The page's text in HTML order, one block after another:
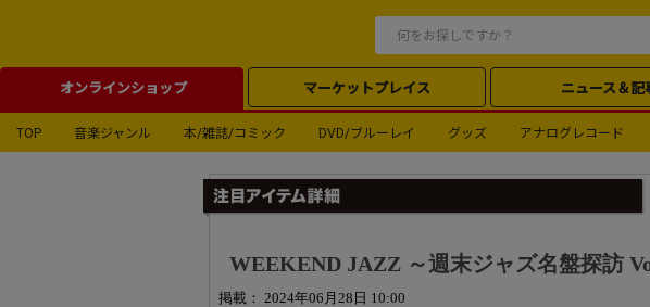
オンラインショップ マーケットプレイス ニュース＆記
TOP 音楽ジャンル 本/雑誌/コミック DVD/ブルーレイ グッズ アナログレコード
WEEKEND JAZZ ～週末ジャズ名盤探訪
掲載： 2024年06月28日 10:00